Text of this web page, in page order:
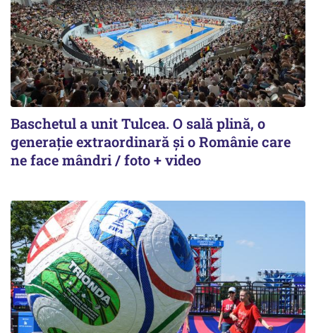
Baschetul a unit Tulcea. O sală plină, o
generație extraordinară și o Românie care
ne face mândri / foto + video